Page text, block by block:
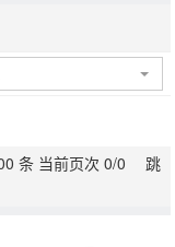
条 当前页次 0/0 跳